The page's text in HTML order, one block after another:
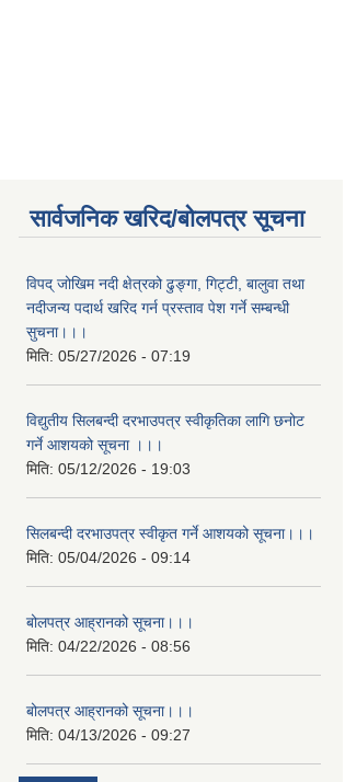
सार्वजनिक खरिद/बोलपत्र सूचना
विपद् जोखिम नदी क्षेत्रको ढुङ्गा, गिट्टी, बालुवा तथा
नदीजन्य पदार्थ खरिद गर्न प्रस्ताव पेश गर्ने सम्बन्धी
सुचना।।।
मिति: 05/27/2026 - 07:19
विद्युतीय सिलबन्दी दरभाउपत्र स्वीकृतिका लागि छनोट
गर्ने आशयको सूचना ।।।
मिति: 05/12/2026 - 19:03
सिलबन्दी दरभाउपत्र स्वीकृत गर्ने आशयको सूचना।।।
मिति: 05/04/2026 - 09:14
बोलपत्र आह्रानको सूचना।।।
मिति: 04/22/2026 - 08:56
बोलपत्र आह्रानको सूचना।।।
मिति: 04/13/2026 - 09:27